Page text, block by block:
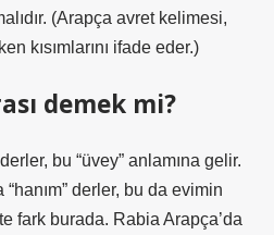
(Arapça avret kelimesi,
kısımlarını ifade eder.)
demek mi?
bu “üvey” anlamına gelir.
derler, bu da evimin
fark burada. Rabia Arapça’da